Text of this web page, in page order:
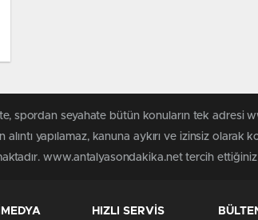
spordan seyahate bütün konuların tek adresi
yapılamaz, kanuna aykırı ve izinsiz olarak
www.antalyasondakika.net tercih
HIZLI SERVİS